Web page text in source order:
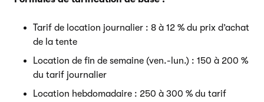
Tarif de location journalier : 8 à 12 % du prix d’achat
de la tente
Location de fin de semaine (ven.-lun.) : 150 à 200 %
du tarif journalier
Location hebdomadaire : 250 à 300 % du tarif